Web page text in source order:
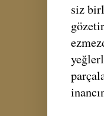
siz